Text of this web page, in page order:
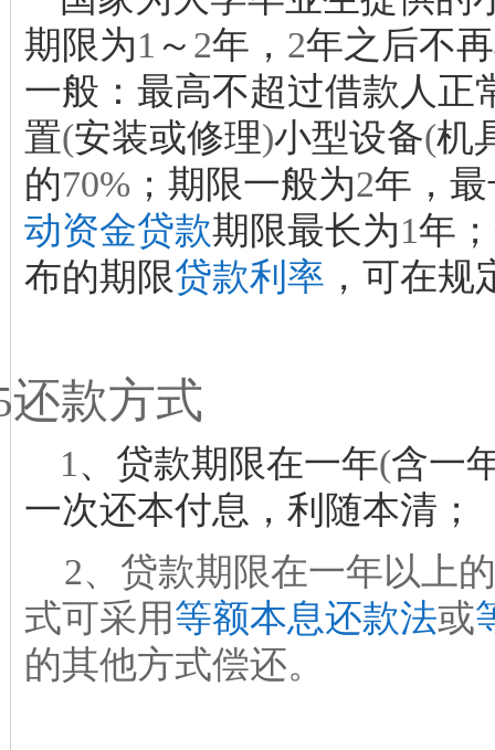
期限为1 ～ 2年， 2年之后不
一般：最高不超过借款人正
置(安装或修理)小型设备(机
的70% ；期限一般为2年，
动资金贷款期限最长为1年；
布的期限贷款利率 ，可在
还款方式
1 、贷款期限在一年(含一
一次还本付息，利随本清；
2、贷款期限在一年以上
式可采用等额本息还款法或
的其他方式偿还。